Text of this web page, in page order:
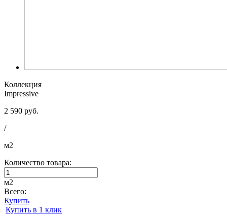
Коллекция
Impressive
2 590 руб.
/
м2
Количество товара:
м2
Всего:
Купить
Купить в 1 клик